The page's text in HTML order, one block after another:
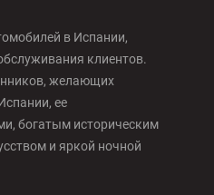
в Испании,
клиентов.
желающих
ее
богатым историческим
и яркой ночной